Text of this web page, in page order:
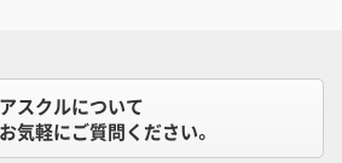
アスクルについて
お気軽にご質問ください。